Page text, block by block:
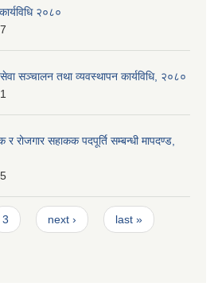
२०८०
सञ्चालन तथा व्यवस्थापन कार्यविधि, २०८०
र रोजगार सहाकक पदपूर्ति सम्बन्धी मापदण्ड,
3 next › last »